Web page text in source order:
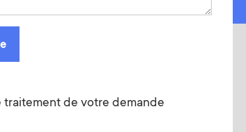
traitement de votre demande